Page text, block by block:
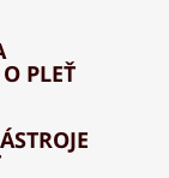
PLEŤ